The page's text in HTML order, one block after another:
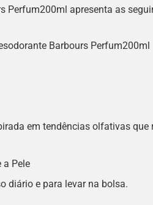
Perfum200ml apresenta as
Barbours Perfum200ml
em tendências olfativas que
a Pele
diário e para levar na bolsa.